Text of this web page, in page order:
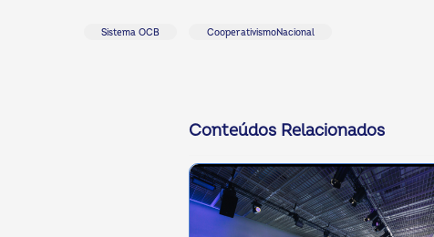
Sistema OCB CooperativismoNacional
Conteúdos Relacionados